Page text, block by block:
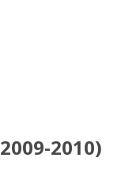
जानकारी
मंगलमय
2010)